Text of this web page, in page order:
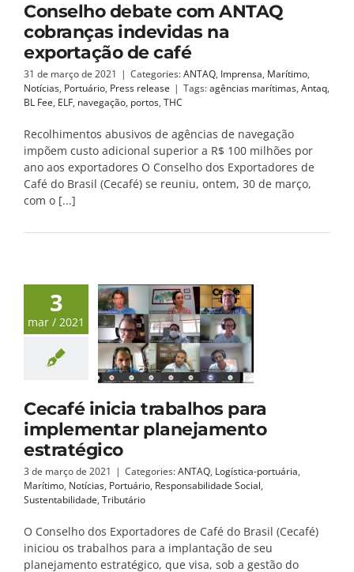
Conselho debate com ANTAQ
cobranças indevidas na
exportação de café
31 de março de 2021 | Categories:ANTAQ, Imprensa, Marítimo,
Notícias, Portuário, Press release | Tags:agências marítimas, Antaq,
BL Fee, ELF, navegação, portos, THC
Recolhimentos abusivos de agências de navegação
impõem custo adicional superior a R$ 100 milhões por
ano aos exportadores O Conselho dos Exportadores de
Café do Brasil (Cecafé) se reuniu, ontem, 30 de março,
com o [...]
3
mar / 2021
Cecafé inicia trabalhos para
implementar planejamento
estratégico
3 de março de 2021 | Categories:ANTAQ, Logística-portuária,
Marítimo, Notícias, Portuário, Responsabilidade Social,
Sustentabilidade, Tributário
O Conselho dos Exportadores de Café do Brasil (Cecafé)
iniciou os trabalhos para a implantação de seu
planejamento estratégico, que visa, sob a gestão do